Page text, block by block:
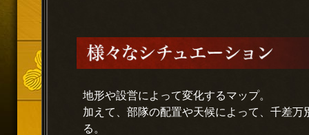
地形や設営によって変化するマップ。
加えて、部隊の配置や天候によって、千差万
る。